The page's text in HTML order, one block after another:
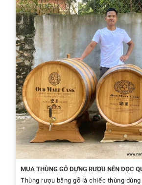
MUA THÙNG GỖ ĐỰNG RƯỢU NÊN ĐỌC
Thùng rượu bằng gỗ là chiếc thùng